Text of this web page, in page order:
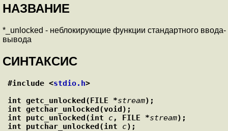
НАЗВАНИЕ
*_unlocked - неблокирующие функции стандартного ввода-
вывода
СИНТАКСИС
#include <stdio.h>
int getc_unlocked(FILE *stream);
int getchar_unlocked(void);
int putc_unlocked(int c, FILE *stream);
int putchar_unlocked(int c);